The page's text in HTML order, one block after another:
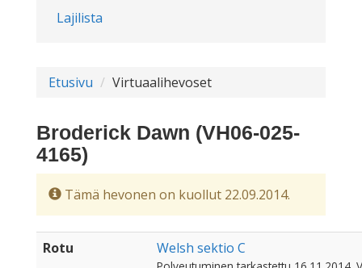
Lajilista
Etusivu Virtuaalihevoset
Broderick Dawn (VH06-025-
4165)
Tämä hevonen on kuollut 22.09.2014.
Rotu Welsh sektio C